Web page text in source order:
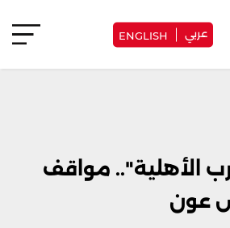
عربي ENGLISH
الأهلية".. مواقف
عون